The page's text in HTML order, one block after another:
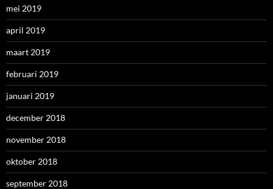
mei 2019
april 2019
maart 2019
februari 2019
januari 2019
december 2018
november 2018
oktober 2018
september 2018